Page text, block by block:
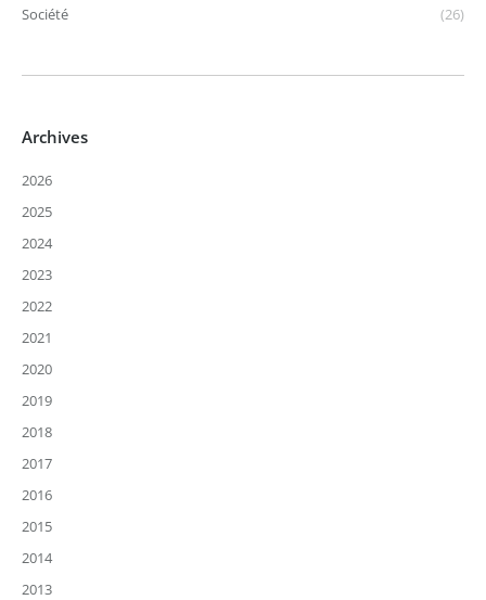
Société
(26)
Archives
2026
2025
2024
2023
2022
2021
2020
2019
2018
2017
2016
2015
2014
2013